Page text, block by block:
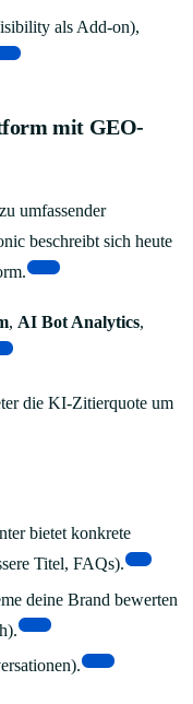
als Add-on),
mit GEO-
umfassender
beschreibt sich heute
, AI Bot Analytics,
die KI-Zitierquote um
bietet konkrete
Titel, FAQs).
deine Brand bewerten